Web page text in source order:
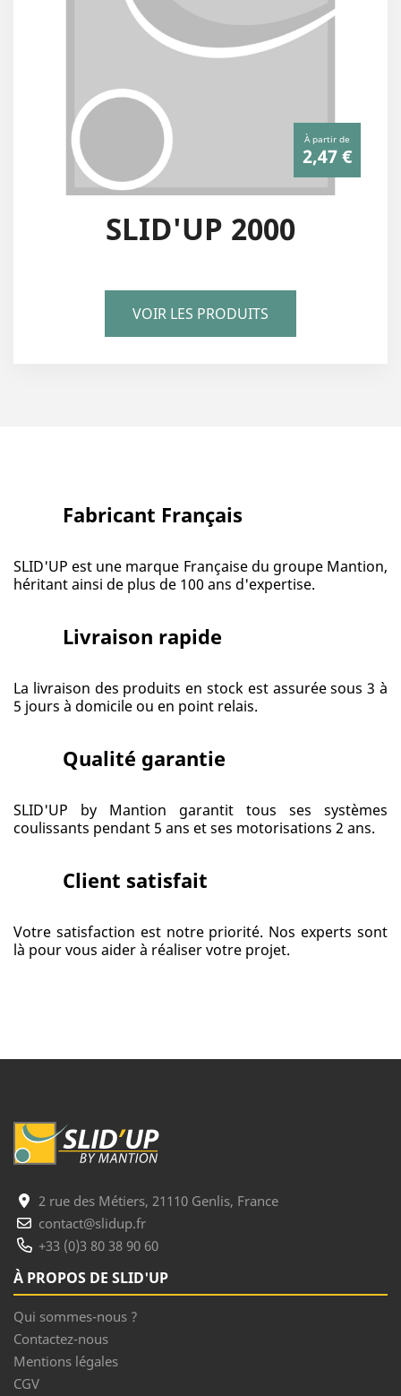
À partir de
2,47 €
SLID'UP 2000
VOIR LES PRODUITS
Fabricant Français
SLID'UP est une marque Française du groupe Mantion,
héritant ainsi de plus de 100 ans d'expertise.
Livraison rapide
La livraison des produits en stock est assurée sous 3 à
5 jours à domicile ou en point relais.
Qualité garantie
SLID'UP by Mantion garantit tous ses systèmes
coulissants pendant 5 ans et ses motorisations 2 ans.
Client satisfait
Votre satisfaction est notre priorité. Nos experts sont
là pour vous aider à réaliser votre projet.
2 rue des Métiers, 21110 Genlis, France
contact@slidup.fr
+33 (0)3 80 38 90 60
À PROPOS DE SLID'UP
Qui sommes-nous ?
Contactez-nous
Mentions légales
CGV